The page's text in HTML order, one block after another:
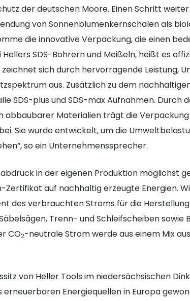
der deutschen Moore. Einen Schritt
von Sonnenblumenkernschalen als
die innovative Verpackung, die einen
SDS-Bohrern und Meißeln, heißt es
sich durch hervorragende Leistung,
aus. Zusätzlich zu dem
SDS-plus und SDS-max Aufnahmen. Durch
abbaubarer Materialien trägt die Verpackung
Sie wurde entwickelt, um die
so ein Unternehmenssprecher.
in der eigenen Produktion möglichst
auf nachhaltig erzeugte Energien.
des verbrauchten Stroms für die
Trenn- und Schleifscheiben sowie
CO2-neutrale Strom werde aus einem Mix
von Heller Tools im niedersächsischen
Energiequellen in Europa